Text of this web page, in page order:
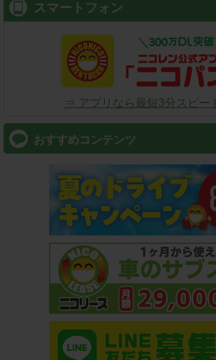
スマートフォン
⇒ アプリなら最短3分スピー
おすすめコンテンツ